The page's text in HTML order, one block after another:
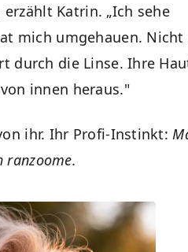
Katrin. „Ich sehe
mich umgehauen. Nicht
durch die Linse. Ihre
innen heraus."
ihr. Ihr Profi-Instinkt:
ranzoome.